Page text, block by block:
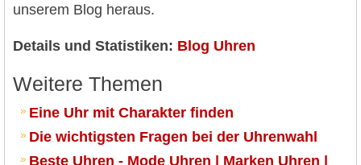
unserem Blog heraus.
Details und Statistiken: Blog Uhren
Weitere Themen
Eine Uhr mit Charakter finden
Die wichtigsten Fragen bei der Uhrenwahl
Beste Uhren - Mode Uhren | Marken Uhren |